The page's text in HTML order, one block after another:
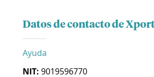
Datos de contacto de
Ayuda
NIT: 9019596770